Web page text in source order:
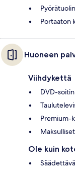
Portaaton
Huoneen
Viihdykettä
DVD-soitin
Premium-
Ole kuin